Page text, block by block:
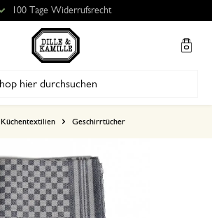
100 Tage Widerrufsrecht
Küchentextilien Geschirrtücher